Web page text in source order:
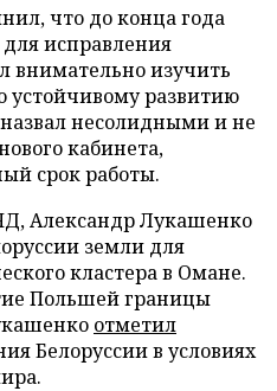
что до конца года
исправления
внимательно изучить
устойчивому развитию
несолидными и не
кабинета,
срок работы.
Александр Лукашенко
земли для
кластера в Омане.
Польшей границы
отметил
Белоруссии в условиях